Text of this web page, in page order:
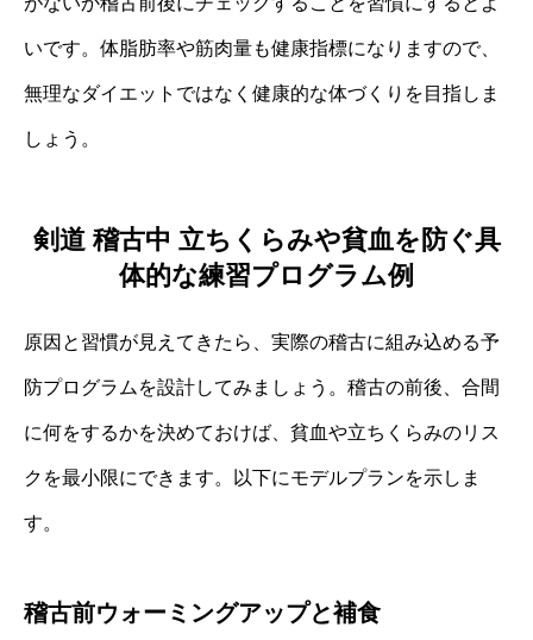
いです。体脂肪率や筋肉量も健康指標になりますので、
無理なダイエットではなく健康的な体づくりを目指しま
しょう。
剣道 稽古中 立ちくらみや貧血を防ぐ具
体的な練習プログラム例
原因と習慣が見えてきたら、実際の稽古に組み込める予
防プログラムを設計してみましょう。稽古の前後、合間
に何をするかを決めておけば、貧血や立ちくらみのリス
クを最小限にできます。以下にモデルプランを示しま
す。
稽古前ウォーミングアップと補食